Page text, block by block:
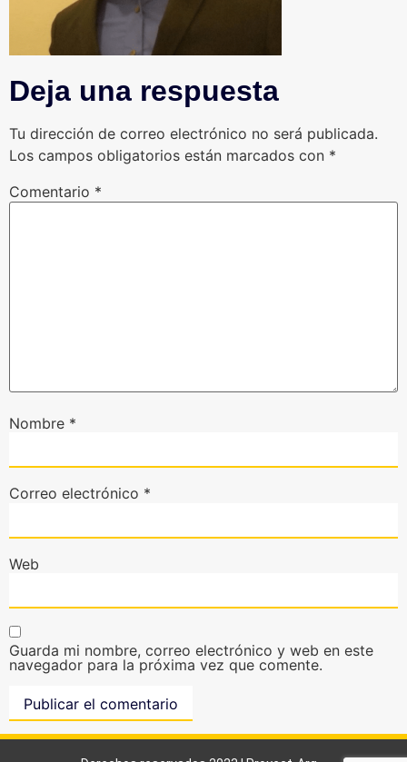
Deja una respuesta
Tu dirección de correo electrónico no será publicada.
Los campos obligatorios están marcados con *
Comentario *
Nombre *
Correo electrónico *
Web
Guarda mi nombre, correo electrónico y web en este
navegador para la próxima vez que comente.